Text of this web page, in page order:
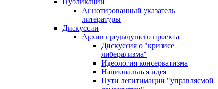
Публикации
Аннотированный указатель
литературы
Дискуссии
Архив предыдущего проекта
Дискуссия о "кризисе
либерализма"
Идеология консерватизма
Национальная идея
Пути легитимации "управляемой